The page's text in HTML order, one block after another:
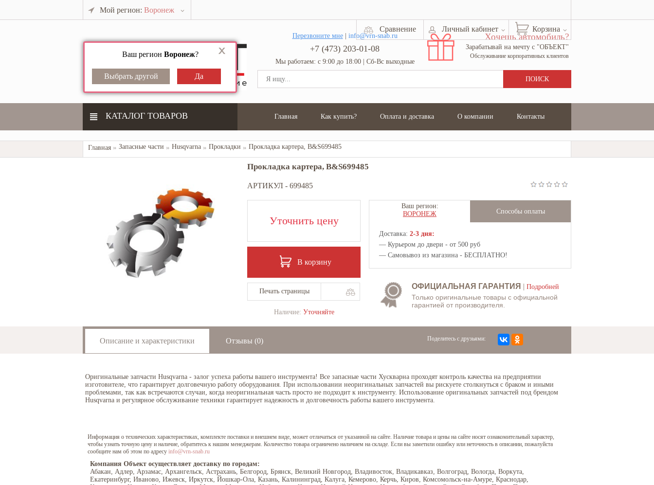
Мой регион: Воронеж
Ваш регион Воронеж?
Корзина
Личный кабинет
Сравнение
Перезвоните мне| info@vrn-snab.ru
+7 (473) 203-01-08
Мы работаем: с 9:00 до 18:00 | Сб-Вс выходные
Хочешь автомобиль?
Зарабатывай на мечту с "ОБЪЕКТ"
Обслуживание корпоративных клиентов
КАТАЛОГ ТОВАРОВ Главная Как купить? Оплата и доставка О компании Контакты
Главная Запасные части Husqvarna Прокладки Прокладка картера, В&S699485
Прокладка картера, В&S699485
АРТИКУЛ - 699485
Уточнить цену
В корзину
Печать страницы
Наличие: Уточняйте
Ваш регион:
ВОРОНЕЖ
Способы оплаты
Доставка: 2-3 дня:
— Курьером до двери - от 500 руб
— Самовывоз из магазина - БЕСПЛАТНО!
ОФИЦИАЛЬНАЯ ГАРАНТИЯ | Подробней
Только оригинальные товары с официальной
гарантией от производителя.
Описание и характеристики Отзывы (0) Поделитесь с друзьями:
Оригинальные запчасти Husqvarna - залог успеха работы вашего инструмента! Все запасные части Хускварна проходят контроль качества на предприятии
изготовителе, что гарантирует долговечную работу оборудования. При использовании неоригинальных запчастей вы рискуете столкнуться с браком и иными
проблемами, так как встречаются случаи, когда неоригинальная часть просто не подходит к инструменту. Использование оригинальных запчастей под брендом
Husqvarna и регулярное обслуживание техники гарантирует надежность и долговечность работы вашего инструмента.
Информация о технических характеристиках, комплекте поставки и внешнем виде, может отличаться от указанной на сайте. Наличие товара и цены на сайте носят ознакомительный характер,
чтобы узнать точную цену и наличие, обратитесь к нашим менеджерам. Количество товара ограничено наличием на складе. Если вы заметили ошибку или неточность в описании, пожалуйста
сообщите нам об этом по адресу info@vrn-snab.ru
Компания Объект осуществляет доставку по городам:
Абакан, Адлер, Арзамас, Архангельск, Астрахань, Белгород, Брянск, Великий Новгород, Владивосток, Владикавказ, Волгоград, Вологда, Воркута,
Екатеринбург, Иваново, Ижевск, Иркутск, Йошкар-Ола, Казань, Калининград, Калуга, Кемерово, Керчь, Киров, Комсомольск-на-Амуре, Краснодар,